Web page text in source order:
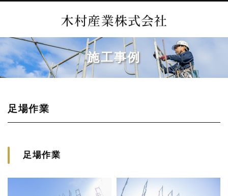
施工事例
足場作業
足場作業